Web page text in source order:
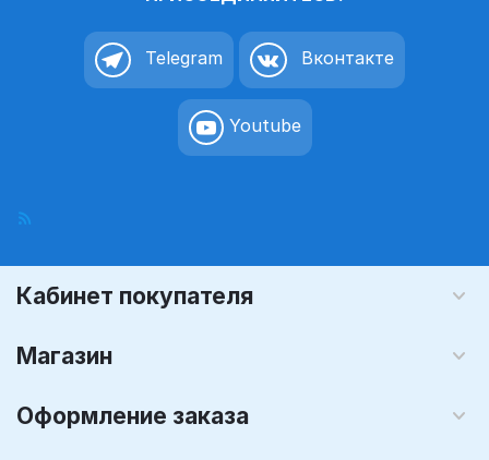
Telegram Вконтакте
Youtube
Кабинет покупателя
Магазин
Оформление заказа